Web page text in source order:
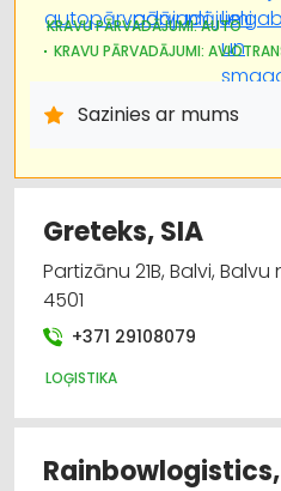
Kurjeru pakalpojumi
Mežizstrāde
KRAVU PĀRVADĀJUMI: AUTO
KRAVU PĀRVADĀJUMI:
KRAVU PĀRVADĀJUMI: KUĢU
AUTOTRANSPORTS
KURJERU PAKALPOJUMI
Sazinies ar mums
Greteks, SIA
Partizānu 21B, Balvi, Balvu
4501
+371 29108079
LOĢISTIKA
Rainbowlogistics,